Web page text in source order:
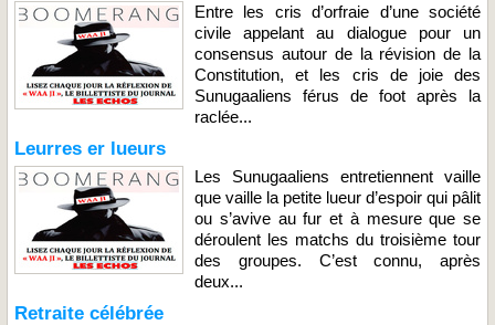
Entre les cris d’orfraie d’une société
civile appelant au dialogue pour un
consensus autour de la révision de la
Constitution, et les cris de joie des
Sunugaaliens férus de foot après la
raclée...
Leurres er lueurs
Les Sunugaaliens entretiennent vaille
que vaille la petite lueur d’espoir qui pâlit
ou s’avive au fur et à mesure que se
déroulent les matchs du troisième tour
des groupes. C’est connu, après
deux...
Retraite célébrée